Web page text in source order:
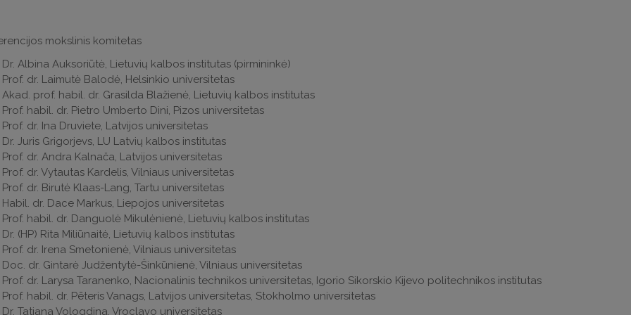
mokslinis komitetas
Dr. Albina Auksoriūtė, Lietuvių kalbos institutas (pirmininkė)
Prof. dr. Laimutė Balodė, Helsinkio universitetas
Akad. prof. habil. dr. Grasilda Blažienė, Lietuvių kalbos institutas
Prof. habil. dr. Pietro Umberto Dini, Pizos universitetas
Prof. dr. Ina Druviete, Latvijos universitetas
Dr. Juris Grigorjevs, LU Latvių kalbos institutas
Prof. dr. Andra Kalnača, Latvijos universitetas
Prof. dr. Vytautas Kardelis, Vilniaus universitetas
Prof. dr. Birutė Klaas-Lang, Tartu universitetas
Habil. dr. Dace Markus, Liepojos universitetas
Prof. habil. dr. Danguolė Mikulėnienė, Lietuvių kalbos institutas
Dr. (HP) Rita Miliūnaitė, Lietuvių kalbos institutas
Prof. dr. Irena Smetonienė, Vilniaus universitetas
Doc. dr. Gintarė Judžentytė-Šinkūnienė, Vilniaus universitetas
Prof. dr. Larysa Taranenko, Nacionalinis technikos universitetas, Igorio Sikorskio Kijevo politechnikos institutas
Prof. habil. dr. Pēteris Vanags, Latvijos universitetas, Stokholmo universitetas
Dr. Tatjana Vologdina, Vroclavo universitetas